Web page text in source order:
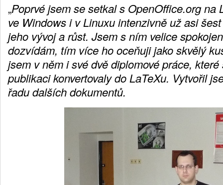
„Poprvé jsem se setkal s OpenOffice.org na
ve Windows i v Linuxu intenzivně už asi
jeho vývoj a růst. Jsem s ním velice
dozvídám, tím více ho oceňuji jako skvělý
jsem v něm i své dvě diplomové práce,
publikaci konvertovaly do LaTeXu. Vytvořil
řadu dalších dokumentů.